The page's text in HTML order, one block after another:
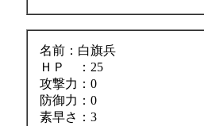
名前：白旗兵
ＨＰ ：25
攻撃力：0
防御力：0
素早さ：3